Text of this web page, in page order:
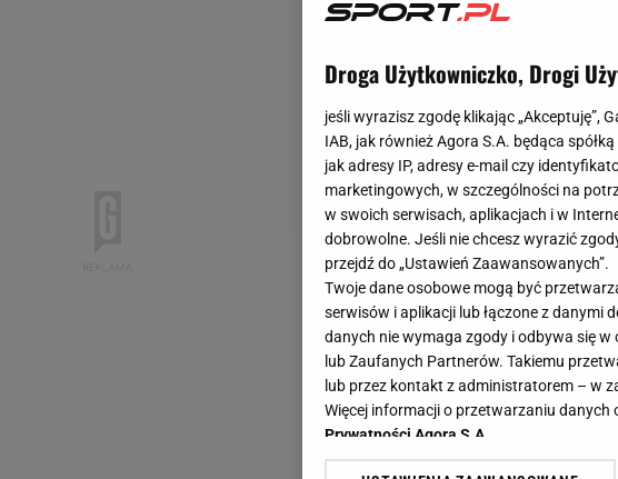
Droga Użytkowniczko, Drogi
jeśli wyrazisz zgodę klikając „Akceptuję”,
IAB, jak również Agora S.A. będąca
jak adresy IP, adresy e-mail czy
marketingowych, w szczególności na
w swoich serwisach, aplikacjach i w
dobrowolne. Jeśli nie chcesz wyrazić
przejdź do „Ustawień Zaawansowanych”.
Twoje dane osobowe mogą być
serwisów i aplikacji lub łączone z danymi
danych nie wymaga zgody i odbywa się w
lub Zaufanych Partnerów. Takiemu
lub przez kontakt z administratorem – w
Więcej informacji o przetwarzaniu
Prywatności Agora S.A.